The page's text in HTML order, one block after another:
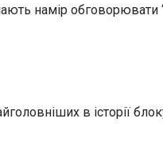
намір
в історії